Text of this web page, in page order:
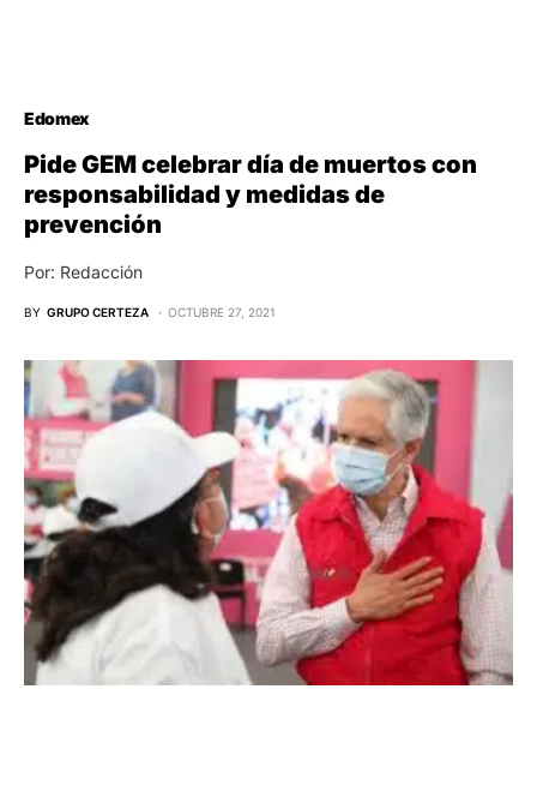
Edomex
Pide GEM celebrar día de muertos con
responsabilidad y medidas de
prevención
Por: Redacción
BY GRUPO CERTEZA OCTUBRE 27, 2021